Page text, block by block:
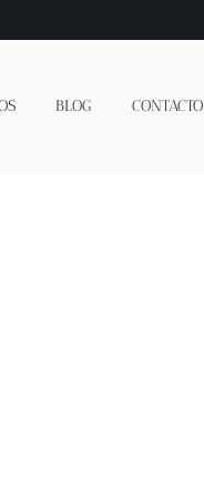
BLOG CONTACTO